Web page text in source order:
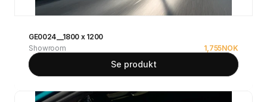
GE0024__1800 x 1200
Showroom
1,755NOK
Se produkt